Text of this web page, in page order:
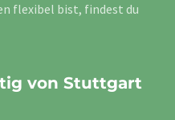
flexibel bist, findest du
von Stuttgart